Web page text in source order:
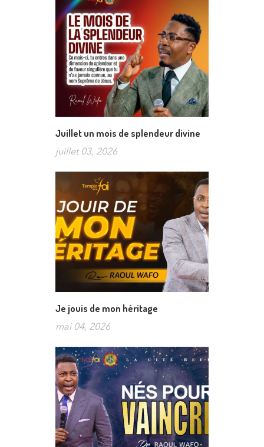
Juillet un mois de splendeur divine
juillet 03, 2026
Je jouis de mon héritage
mai 04, 2026